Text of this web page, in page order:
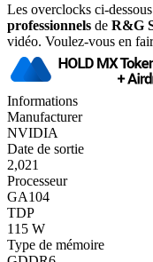
Les overclocks ci-
professionnels de R&G
vidéo. Voulez-vous en
Informations
Manufacturer
NVIDIA
Date de sortie
2,021
Processeur
GA104
TDP
115 W
Type de mémoire